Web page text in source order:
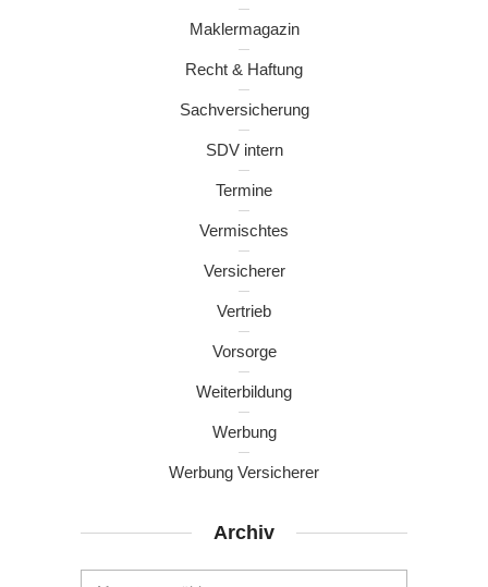
Maklermagazin
Recht & Haftung
Sachversicherung
SDV intern
Termine
Vermischtes
Versicherer
Vertrieb
Vorsorge
Weiterbildung
Werbung
Werbung Versicherer
Archiv